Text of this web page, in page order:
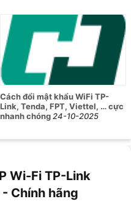
tư.
nhớ với dung lượng tối đa
30 ngày. Thẻ Micro SD nội
C210 360° 3MP chính
được mức giá tốt nhất thị
Cách đổi mật khẩu WiFi TP-
Link, Tenda, FPT, Viettel, … cực
nhanh chóng24-10-2025
Wi-Fi TP-Link
Chính hãng